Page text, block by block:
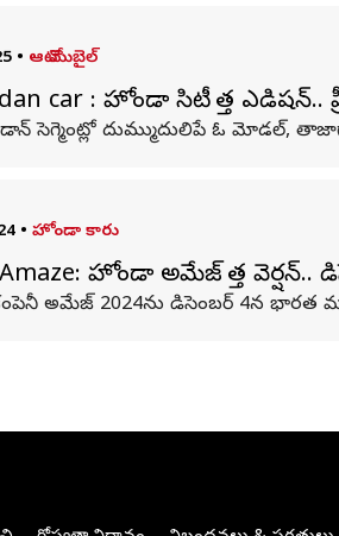
• ఆటో మొబైల్
car : హోండా సిటీ కొత్త
సెగ్మెంట్లో దుమ్ముదులిపే ఓ మోడల్,
• హోండా కారు
హోండా అమేజ్ కొత్త వెర్షన్..
అమేజ్ 2024ను డిసెంబర్ 4న